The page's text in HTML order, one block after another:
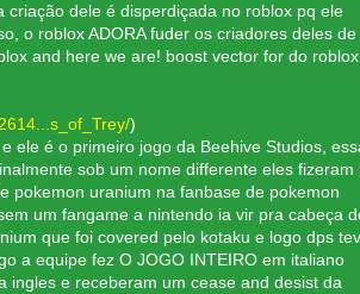
dele é disperdiçada no roblox pq ele
o roblox ADORA fuder os criadores deles de
and here we are! boost vector for do
)
ele é o primeiro jogo da Beehive Studios,
sob um nome differente eles fizeram
pokemon uranium na fanbase de pokemon
um fangame a nintendo ia vir pra cabeça
que foi covered pelo kotaku e logo dps
a equipe fez O JOGO INTEIRO em italiano
e receberam um cease and desist da